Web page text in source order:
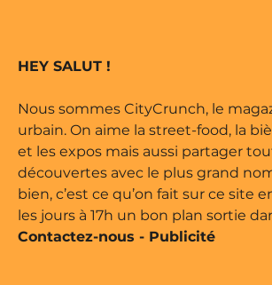
édité par Buena Onda
HEY SALUT !
Nous sommes CityCrunch, le
urbain. On aime la street-food, la
et les expos mais aussi partager
découvertes avec le plus grand
bien, c’est ce qu’on fait sur ce site
les jours à 17h un bon plan sortie
Contactez-nous - Publicité